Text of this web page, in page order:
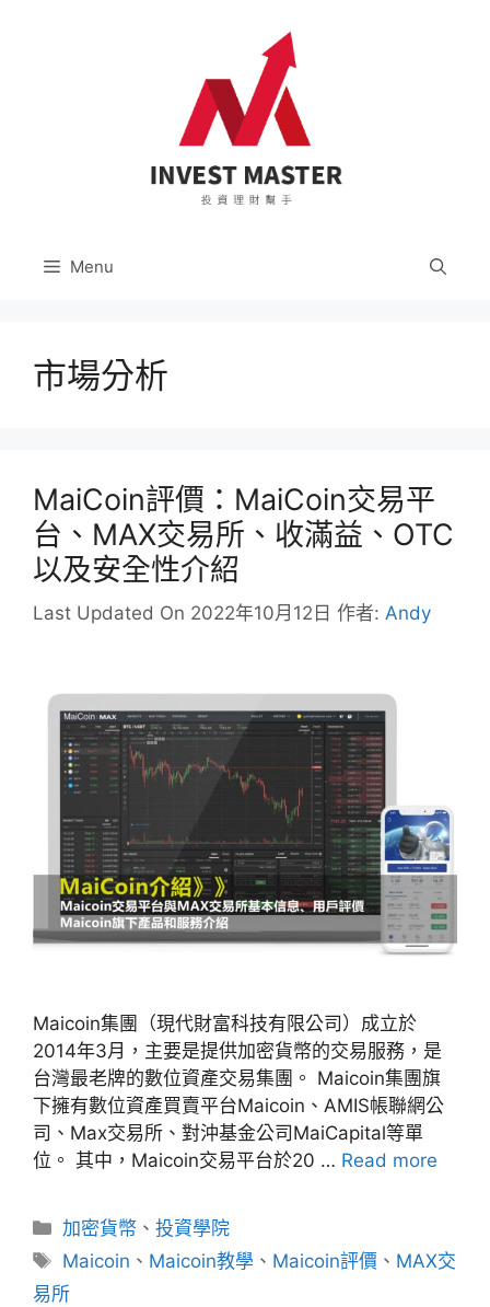
Menu
市場分析
MaiCoin評價：MaiCoin交易平
台、MAX交易所、收滿益、OTC
以及安全性介紹
Last Updated On 2022年10月12日 作者: Andy
Maicoin集團（現代財富科技有限公司）成立於
2014年3月，主要是提供加密貨幣的交易服務，是
台灣最老牌的數位資產交易集團。 Maicoin集團旗
下擁有數位資產買賣平台Maicoin、AMIS帳聯網公
司、Max交易所、對沖基金公司MaiCapital等單
位。 其中，Maicoin交易平台於20 … Read more
分
類
加密貨幣 、投資學院
標
籤
Maicoin 、 Maicoin教學 、 Maicoin評價 、 MAX交
易所